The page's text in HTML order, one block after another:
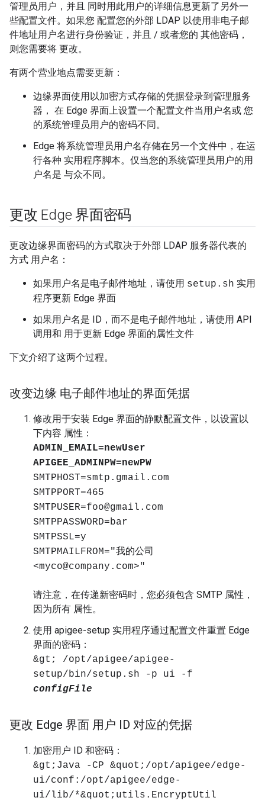
管理员用户，并且 同时用此用户的详细信息更新了另外一
些配置文件。如果您 配置您的外部 LDAP 以使用非电子邮
件地址用户名进行身份验证，并且 / 或者您的 其他密码，
则您需要将 更改。
有两个营业地点需要更新：
边缘界面使用以加密方式存储的凭据登录到管理服务
器， 在 Edge 界面上设置一个配置文件当用户名或 您
的系统管理员用户的密码不同。
Edge 将系统管理员用户名存储在另一个文件中，在运
行各种 实用程序脚本。仅当您的系统管理员用户的用
户名是 与众不同。
更改 Edge 界面密码
更改边缘界面密码的方式取决于外部 LDAP 服务器代表的
方式 用户名：
如果用户名是电子邮件地址，请使用 setup.sh 实用
程序更新 Edge 界面
如果用户名是 ID，而不是电子邮件地址，请使用 API
调用和 用于更新 Edge 界面的属性文件
下文介绍了这两个过程。
改变边缘 电子邮件地址的界面凭据
修改用于安装 Edge 界面的静默配置文件，以设置以
下内容 属性：
ADMIN_EMAIL=newUser
APIGEE_ADMINPW=newPW
SMTPHOST=smtp.gmail.com
SMTPPORT=465
SMTPUSER=foo@gmail.com
SMTPPASSWORD=bar
SMTPSSL=y
SMTPMAILFROM="我的公司
<myco@company.com>"
请注意，在传递新密码时，您必须包含 SMTP 属性，
因为所有 属性。
使用 apigee-setup 实用程序通过配置文件重置 Edge
界面的密码：
&gt; /opt/apigee/apigee-
setup/bin/setup.sh -p ui -f
configFile
更改 Edge 界面 用户 ID 对应的凭据
加密用户 ID 和密码：
&gt;Java -CP &quot;/opt/apigee/edge-
ui/conf:/opt/apigee/edge-
ui/lib/*&quot;utils.EncryptUtil